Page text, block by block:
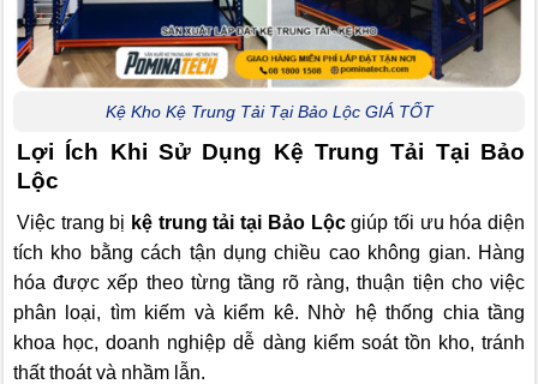
Kệ Kho Kệ Trung Tải Tại Bảo Lộc GIÁ TỐT
Lợi Ích Khi Sử Dụng Kệ Trung Tải Tại Bảo
Lộc
Việc trang bị kệ trung tải tại Bảo Lộcgiúp tối ưu hóa diện
tích kho bằng cách tận dụng chiều cao không gian. Hàng
hóa được xếp theo từng tầng rõ ràng, thuận tiện cho việc
phân loại, tìm kiếm và kiểm kê. Nhờ hệ thống chia tầng
khoa học, doanh nghiệp dễ dàng kiểm soát tồn kho, tránh
thất thoát và nhầm lẫn.